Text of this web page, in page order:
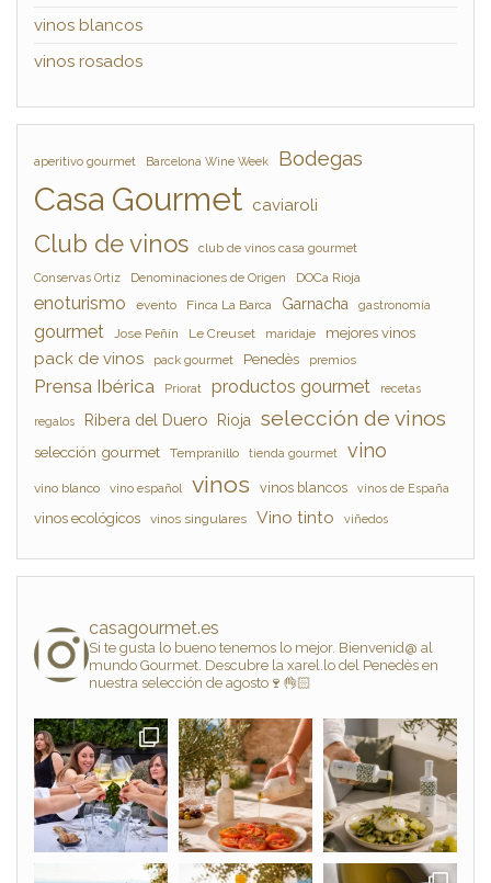
vinos blancos
vinos rosados
aperitivo gourmet Barcelona Wine Week Bodegas
Casa Gourmet caviaroli
Club de vinos club de vinos casa gourmet
Conservas Ortiz Denominaciones de Origen DOCa Rioja
enoturismo evento Finca La Barca Garnacha gastronomía
gourmet Jose Peñín Le Creuset maridaje mejores vinos
pack de vinos pack gourmet Penedès premios
Prensa Ibérica Priorat productos gourmet recetas
regalos Ribera del Duero Rioja selección de vinos
selección gourmet Tempranillo tienda gourmet vino
vino blanco vino español vinos vinos blancos vinos de España
vinos ecológicos vinos singulares Vino tinto viñedos
casagourmet.es
Si te gusta lo bueno tenemos lo mejor. Bienvenid@ al
mundo Gourmet. Descubre la xarel.lo del Penedès en
nuestra selección de agosto🍷👌🏻